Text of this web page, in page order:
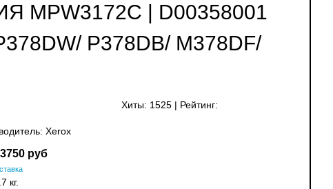
| D00358001
P378DB/ M378DF/
Хиты: 1525 Рейтинг:
Xerox
3750 руб
кг.